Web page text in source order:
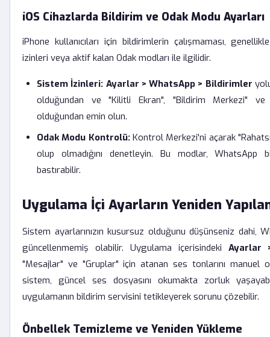
iOS Cihazlarda Bildirim ve Odak Modu Ayarları
iPhone kullanıcıları için bildirimlerin çalışmaması,
izinleri veya aktif kalan Odak modları ile ilgilidir.
Sistem İzinleri: Ayarlar > WhatsApp > Bildirimler
olduğundan ve "Kilitli Ekran", "Bildirim Merkezi" ve
olduğundan emin olun.
Odak Modu Kontrolü:Kontrol Merkezi'ni açarak
olup olmadığını denetleyin. Bu modlar,
bastırabilir.
Uygulama İçi Ayarların Yeniden
Sistem ayarlarınızın kusursuz olduğunu düşünseniz dahi,
güncellenmemiş olabilir. Uygulama içerisindeki Ayarlar
"Mesajlar" ve "Gruplar" için atanan ses tonlarını manuel
sistem, güncel ses dosyasını okumakta zorluk
uygulamanın bildirim servisini tetikleyerek sorunu çözebilir.
Önbellek Temizleme ve Yeniden Yükleme